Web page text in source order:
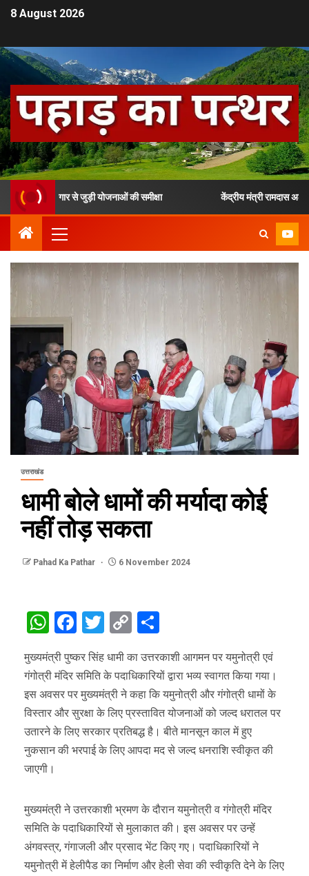
8 August 2026
रोजगार से जुड़ी योजनाओं की समीक्षा केंद्रीय मंत्री रामदास अठावले ने
उत्तराखंड
धामी बोले धामों की मर्यादा कोई
नहीं तोड़ सकता
Pahad Ka Pathar 6 November 2024
WhatsApp
Facebook
Twitter
Copy
मुख्यमंत्री पुष्कर सिंह धामी का उत्तरकाशी आगमन पर यमुनोत्री एवं
गंगोत्री मंदिर समिति के पदाधिकारियों द्वारा भव्य स्वागत किया गया।
इस अवसर पर मुख्यमंत्री ने कहा कि यमुनोत्री और गंगोत्री धामों के
विस्तार और सुरक्षा के लिए प्रस्तावित योजनाओं को जल्द धरातल पर
उतारने के लिए सरकार प्रतिबद्ध है। बीते मानसून काल में हुए
नुकसान की भरपाई के लिए आपदा मद से जल्द धनराशि स्वीकृत की
जाएगी।
मुख्यमंत्री ने उत्तरकाशी भ्रमण के दौरान यमुनोत्री व गंगोत्री मंदिर
समिति के पदाधिकारियों से मुलाकात की। इस अवसर पर उन्हें
अंगवस्त्र, गंगाजली और प्रसाद भेंट किए गए। पदाधिकारियों ने
यमुनोत्री में हेलीपैड का निर्माण और हेली सेवा की स्वीकृति देने के लिए